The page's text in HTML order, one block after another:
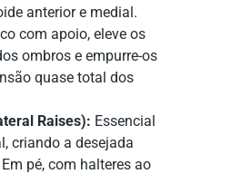
anterior e medial.
com apoio, eleve os
ombros e empurre-os
quase total dos
Raises): Essencial
criando a desejada
pé, com halteres ao